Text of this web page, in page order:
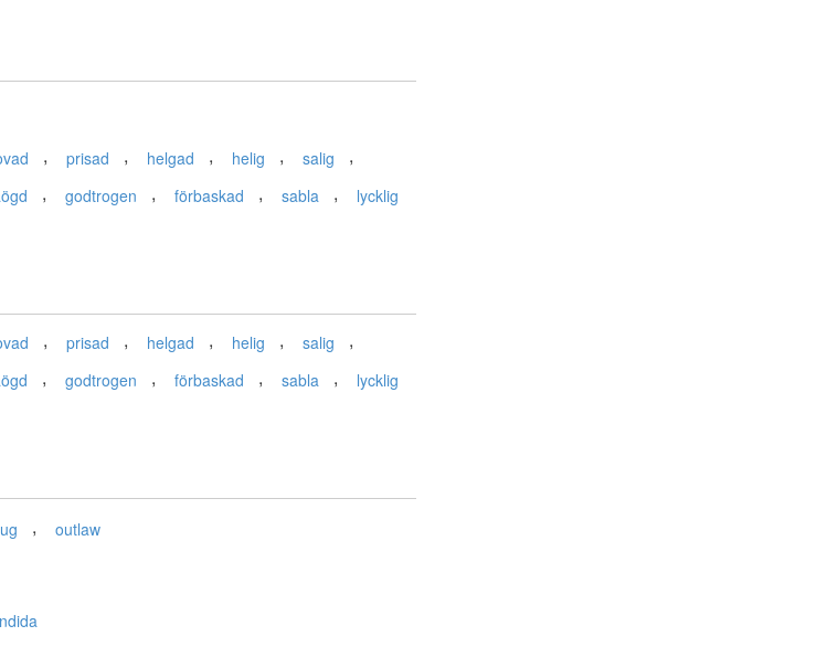
, prisad , helgad , helig , salig ,
, godtrogen , förbaskad , sabla , lycklig
, prisad , helgad , helig , salig ,
, godtrogen , förbaskad , sabla , lycklig
, outlaw